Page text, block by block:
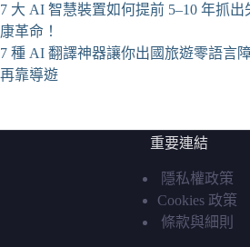
7 大 AI 智慧裝置如何提前 5–10 年抓
康革命！
7 種 AI 翻譯神器讓你出國旅遊零語言
再靠導遊
重要連結
隱私權政策
Cookies 政策
條款與細則